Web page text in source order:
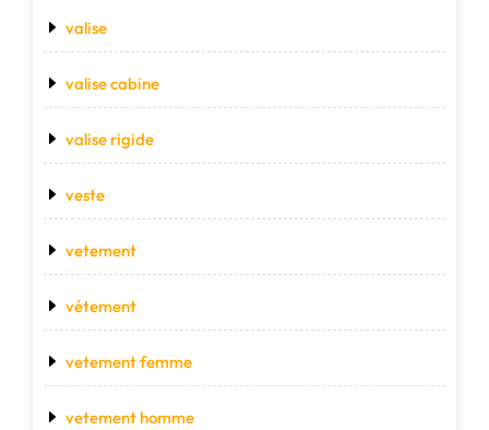
valise
valise cabine
valise rigide
veste
vetement
vétement
vetement femme
vetement homme